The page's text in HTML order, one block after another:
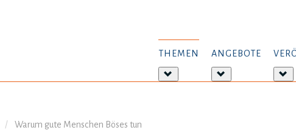
THEMEN
Informationen:
ANGEBOTE
Informationen:
Warum gute Menschen Böses tun